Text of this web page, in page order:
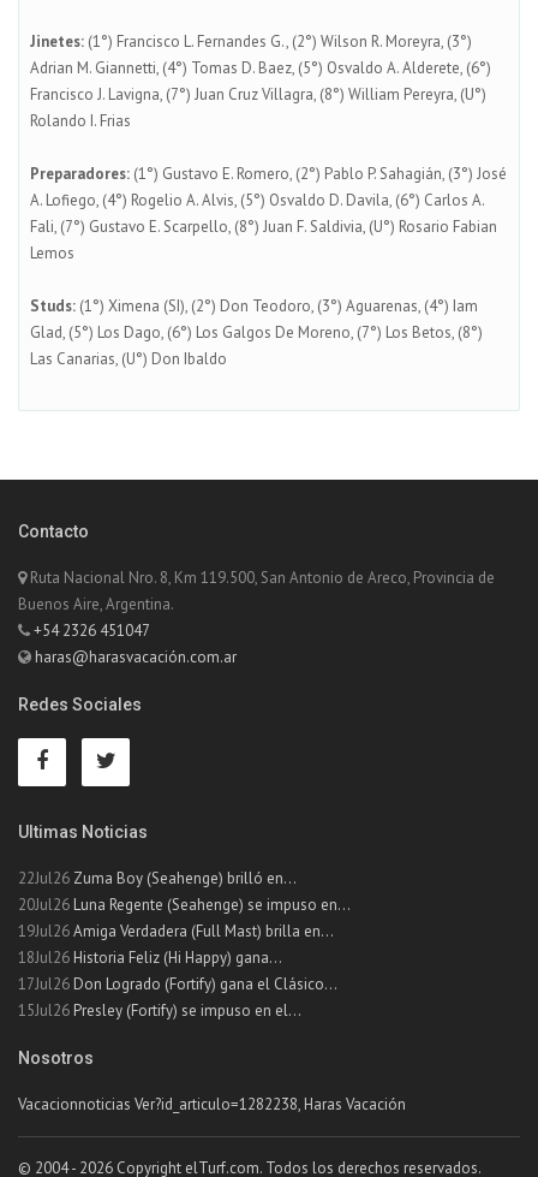
Jinetes: (1°) Francisco L. Fernandes G., (2°) Wilson R. Moreyra, (3°)
Adrian M. Giannetti, (4°) Tomas D. Baez, (5°) Osvaldo A. Alderete, (6°)
Francisco J. Lavigna, (7°) Juan Cruz Villagra, (8°) William Pereyra, (U°)
Rolando I. Frias
Preparadores: (1°) Gustavo E. Romero, (2°) Pablo P. Sahagián, (3°) José
A. Lofiego, (4°) Rogelio A. Alvis, (5°) Osvaldo D. Davila, (6°) Carlos A.
Fali, (7°) Gustavo E. Scarpello, (8°) Juan F. Saldivia, (U°) Rosario Fabian
Lemos
Studs: (1°) Ximena (SI), (2°) Don Teodoro, (3°) Aguarenas, (4°) Iam
Glad, (5°) Los Dago, (6°) Los Galgos De Moreno, (7°) Los Betos, (8°)
Las Canarias, (U°) Don Ibaldo
Contacto
Ruta Nacional Nro. 8, Km 119.500, San Antonio de Areco, Provincia de
Buenos Aire, Argentina.
+54 2326 451047
haras@harasvacación.com.ar
Redes Sociales
Ultimas Noticias
22Jul26 Zuma Boy (Seahenge) brilló en...
20Jul26 Luna Regente (Seahenge) se impuso en...
19Jul26Amiga Verdadera (Full Mast) brilla en...
18Jul26 Historia Feliz (Hi Happy) gana...
17Jul26 Don Logrado (Fortify) gana el Clásico...
15Jul26 Presley (Fortify) se impuso en el...
Nosotros
Vacacionnoticias Ver?id_articulo=1282238, Haras Vacación
© 2004 - 2026 Copyright elTurf.com. Todos los derechos reservados.